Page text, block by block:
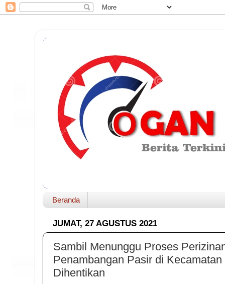
Beranda
JUMAT, 27 AGUSTUS 2021
Sambil Menunggu Proses
Penambangan Pasir di
Dihentikan